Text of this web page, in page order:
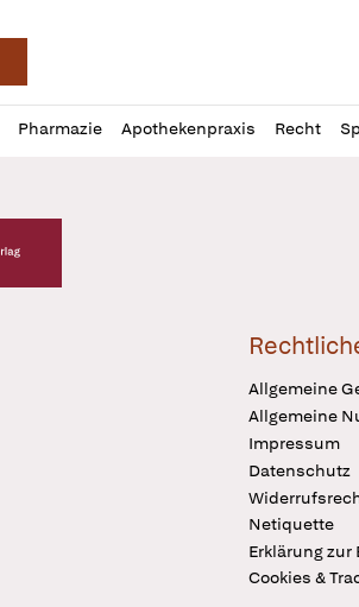
Pharmazie Apothekenpraxis Recht
Verlag Logo
Allgemeine
Allgemeine
Impressum
Datenschutz
Netiquette
Erklärung
Cookies &